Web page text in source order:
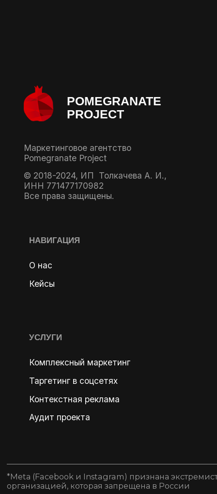
POMEGRANATE
PROJECT
Маркетинговое агентство
Pomegranate Project
© 2018-2024, ИП Толкачева А. И.,
ИНН 771477170982
Все права защищены.
НАВИГАЦИЯ
О нас
Кейсы
УСЛУГИ
Комплексный маркетинг
Таргетинг в соцсетях
Контекстная реклама
Аудит проекта
*Metа (Facebook и Instagram) признана
организацией, которая запрещена в России